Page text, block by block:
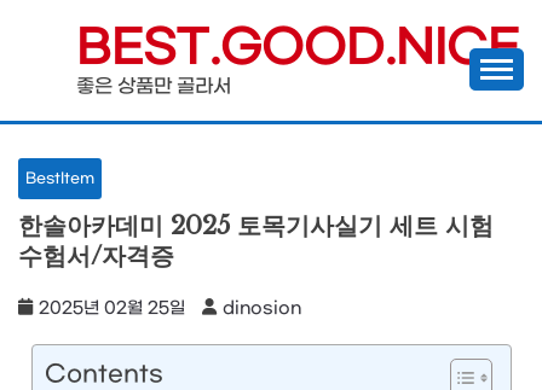
content
BEST.GOOD.NICE
좋은 상품만 골라서
BestItem
한솔아카데미 2025 토목기사실기 세트 시험
수험서/자격증
2025년 02월 25일 dinosion
Contents